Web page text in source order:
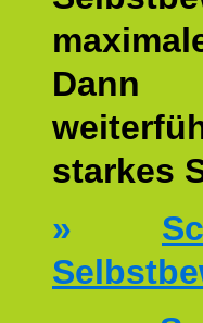
Dann
starkes
»